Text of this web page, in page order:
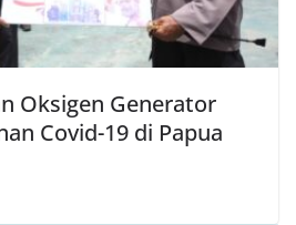
Oksigen Generator
Covid-19 di Papua